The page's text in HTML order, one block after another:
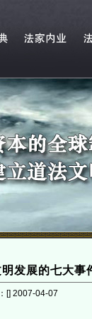
发展的七大事
[] 2007-04-07